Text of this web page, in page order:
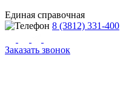
Единая справочная
8 (3812) 331-400
Заказать звонок